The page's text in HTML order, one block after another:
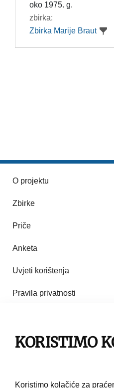
oko 1975. g.
zbirka:
Zbirka Marije Braut
O projektu
Zbirke
Priče
Anketa
Uvjeti korištenja
Pravila privatnosti
Pravila korištenja
KORISTIMO
Koristimo kolačiće za